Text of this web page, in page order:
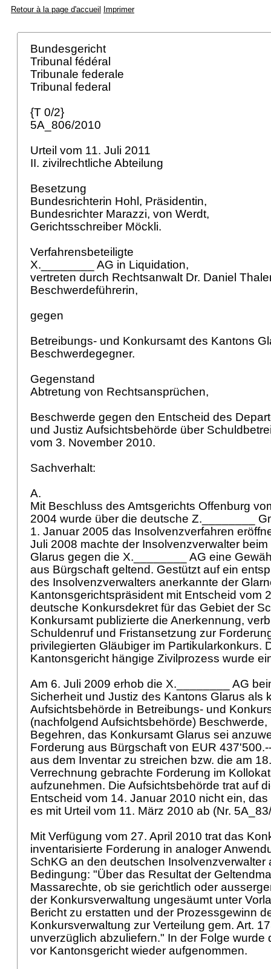
Retour à la page d'accueil Imprimer
Bundesgericht
Tribunal fédéral
Tribunale federale
Tribunal federal
{T 0/2}
5A_806/2010
Urteil vom 11. Juli 2011
II. zivilrechtliche Abteilung
Besetzung
Bundesrichterin Hohl, Präsidentin,
Bundesrichter Marazzi, von Werdt,
Gerichtsschreiber Möckli.
Verfahrensbeteiligte
X.________ AG in Liquidation,
vertreten durch Rechtsanwalt Dr. Daniel
Beschwerdeführerin,
gegen
Betreibungs- und Konkursamt des Kantons
Beschwerdegegner.
Gegenstand
Abtretung von Rechtsansprüchen,
Beschwerde gegen den Entscheid des
und Justiz Aufsichtsbehörde über
vom 3. November 2010.
Sachverhalt:
A.
Mit Beschluss des Amtsgerichts Offenburg
2004 wurde über die deutsche Z.________
1. Januar 2005 das Insolvenzverfahren
Juli 2008 machte der Insolvenzverwalter
Glarus gegen die X.________ AG eine
aus Bürgschaft geltend. Gestützt auf ein
des Insolvenzverwalters anerkannte der
Kantonsgerichtspräsident mit Entscheid vom
deutsche Konkursdekret für das Gebiet der
Konkursamt publizierte die Anerkennung,
Schuldenruf und Fristansetzung zur
privilegierten Gläubiger im Partikularkonkurs.
Kantonsgericht hängige Zivilprozess wurde
Am 6. Juli 2009 erhob die X.________ AG
Sicherheit und Justiz des Kantons Glarus als
Aufsichtsbehörde in Betreibungs- und
(nachfolgend Aufsichtsbehörde)
Begehren, das Konkursamt Glarus sei
Forderung aus Bürgschaft von EUR
aus dem Inventar zu streichen bzw. die am
Verrechnung gebrachte Forderung im
aufzunehmen. Die Aufsichtsbehörde trat auf
Entscheid vom 14. Januar 2010 nicht ein,
es mit Urteil vom 11. März 2010 ab (Nr.
Mit Verfügung vom 27. April 2010 trat das
inventarisierte Forderung in analoger
SchKG an den deutschen Insolvenzverwalter
Bedingung: "Über das Resultat der
Massarechte, ob sie gerichtlich oder
der Konkursverwaltung ungesäumt unter
Bericht zu erstatten und der Prozessgewinn
Konkursverwaltung zur Verteilung gem. Art.
unverzüglich abzuliefern." In der Folge wurde
vor Kantonsgericht wieder aufgenommen.